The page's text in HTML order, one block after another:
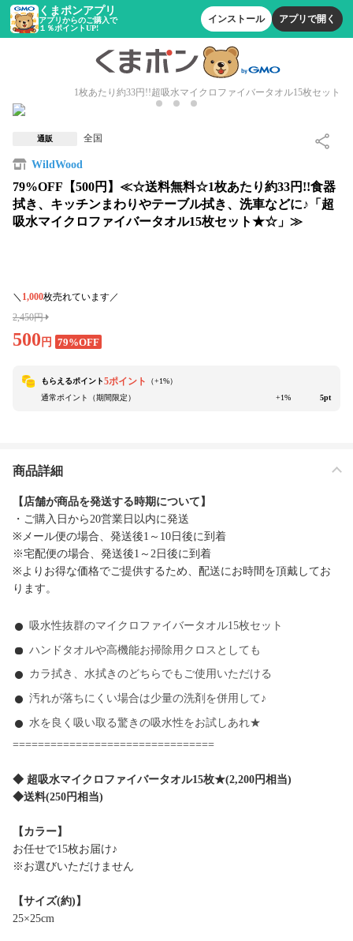
くまポンアプリ
アプリからのご購入で
１％ポイントUP!
インストール アプリで開く
1枚あたり約33円!!超吸水マイクロファイバータオル15枚セット
通販 全国
WildWood
79%OFF【500円】≪☆送料無料☆1枚あたり約33円!!食器
拭き、キッチンまわりやテーブル拭き、洗車などに♪「超
吸水マイクロファイバータオル15枚セット★☆」≫
＼ 1,000枚売れています／
2,450円
500 円 79%OFF
もらえるポイント5ポイント （+1%）
通常ポイント（期間限定）
+1% 5pt
商品詳細
【店舗が商品を発送する時期について】
・ご購入日から20営業日以内に発送
※メール便の場合、発送後1～10日後に到着
※宅配便の場合、発送後1～2日後に到着
※よりお得な価格でご提供するため、配送にお時間を頂戴してお
ります。
吸水性抜群のマイクロファイバータオル15枚セット
ハンドタオルや高機能お掃除用クロスとしても
カラ拭き、水拭きのどちらでもご使用いただける
汚れが落ちにくい場合は少量の洗剤を併用して♪
水を良く吸い取る驚きの吸水性をお試しあれ★
================================
◆ 超吸水マイクロファイバータオル15枚★(2,200円相当)
◆送料(250円相当)
【カラー】
お任せで15枚お届け♪
※お選びいただけません
【サイズ(約)】
25×25cm